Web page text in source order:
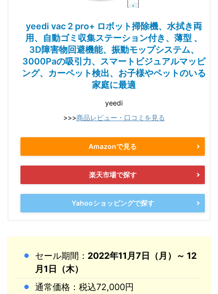
yeedi vac 2 pro+ ロボット掃除機、水拭き両
用、自動ゴミ収集ステーション付き、薄型 、
3D障害物回避機能、振動モップシステム、
3000Paの吸引力、スマートビジュアルマッピ
ング、カーペット検出、お子様やペットのいる
家庭に最適
yeedi
>>>商品レビュー・口コミを見る
Amazonで見る
楽天市場で探す
Yahooショッピングで探す
セール期間： 2022年11月7日（月）～ 12
月1日（木）
通常価格：税込72,000円